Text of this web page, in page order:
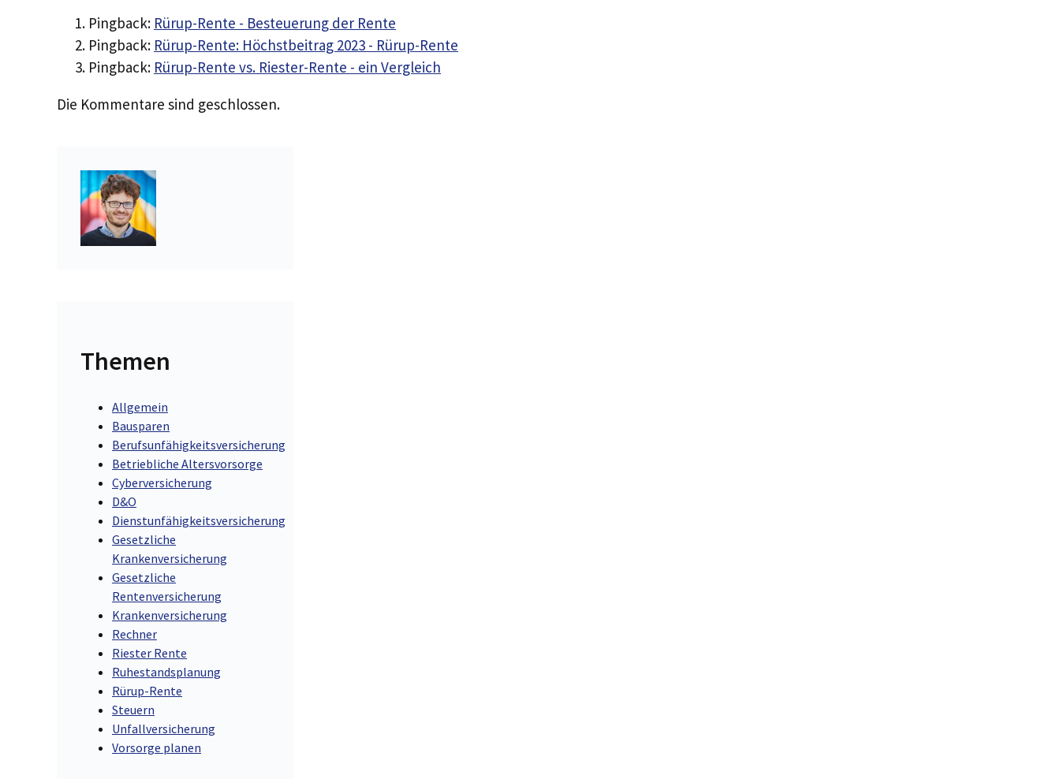
Pingback: Rürup-Rente - Besteuerung der Rente
Pingback: Rürup-Rente: Höchstbeitrag 2023 - Rürup-Rente
Pingback: Rürup-Rente vs. Riester-Rente - ein Vergleich
Die Kommentare sind geschlossen.
Themen
Allgemein
Bausparen
Berufsunfähigkeitsversicherung
Betriebliche Altersvorsorge
Cyberversicherung
D&O
Dienstunfähigkeitsversicherung
Gesetzliche
Krankenversicherung
Gesetzliche
Rentenversicherung
Krankenversicherung
Rechner
Riester Rente
Ruhestandsplanung
Rürup-Rente
Steuern
Unfallversicherung
Vorsorge planen